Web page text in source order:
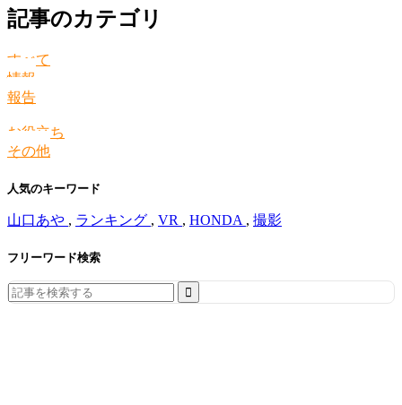
記事のカテゴリ
すべて
情報
報告
お役立ち
その他
人気のキーワード
山口あや , ランキング , VR , HONDA , 撮影
フリーワード検索
Search
for: